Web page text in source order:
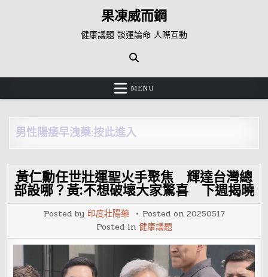
果凍威而鋼
健康議題 談運論命 人際互動
MENU
男性陽痿早洩藥:按此進入
黃仁勳任世壯運聖火手聚焦 輝達台灣總
部設哪？黃:不想破壞大家驚喜 下週揭曉
Posted by 印度壯陽藥 Posted on 20250517
Posted in 健康議題